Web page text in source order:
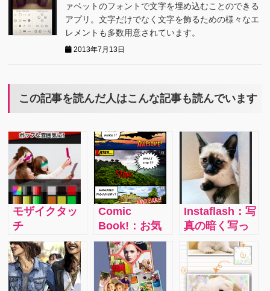
ァベットのフォントで文字を埋め込むことのできる
アプリ。文字だけでなく文字を飾るための様々なエ
レメントも多数用意されています。
2013年7月13日
この記事を読んだ人はこんな記事も読んでいます
モザイクタッ
チ
(MosaicTouch)：
撮影した写真
の必要な一部
分にワンタッ
Comic
Book!：お気
に入りの写真
をつかってま
るでアメリカ
ンコミックの1
Instaflash：写
真の暗く写っ
ている部分
を、コントラ
ストやディテ
ィールを維持